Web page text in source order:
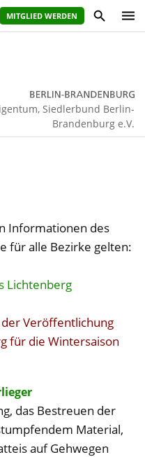
MITGLIED WERDEN
Siedlerbund Berlin-
Brandenburg e.V.
Informationen des
für alle Bezirke gelten:
Lichtenberg
der Veröffentlichung
für die Wintersaison
das Bestreuen der
Material,
auf Gehwegen